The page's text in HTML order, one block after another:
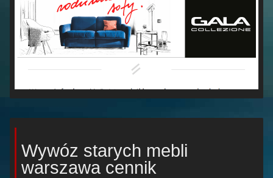
Wywóz starych mebli
warszawa cennik